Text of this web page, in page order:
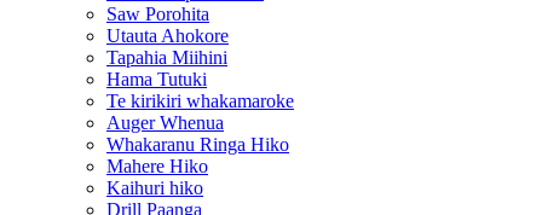
Saw Porohita
Utauta Ahokore
Tapahia Miihini
Hama Tutuki
Te kirikiri whakamaroke
Auger Whenua
Whakaranu Ringa Hiko
Mahere Hiko
Kaihuri hiko
Drill Paanga